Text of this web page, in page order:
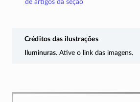
de artigos da seção
Créditos das ilustrações
Iluminuras. Ative o link das imagens.